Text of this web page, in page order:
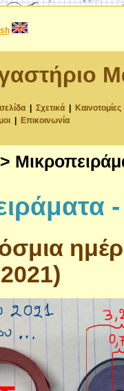
Σχετικά Καινοτομίες
Επικοινωνία